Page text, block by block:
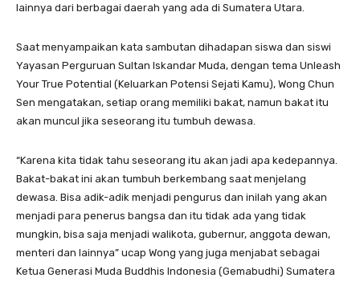
lainnya dari berbagai daerah yang ada di Sumatera Utara.
Saat menyampaikan kata sambutan dihadapan siswa dan siswi
Yayasan Perguruan Sultan Iskandar Muda, dengan tema Unleash
Your True Potential (Keluarkan Potensi Sejati Kamu), Wong Chun
Sen mengatakan, setiap orang memiliki bakat, namun bakat itu
akan muncul jika seseorang itu tumbuh dewasa.
“Karena kita tidak tahu seseorang itu akan jadi apa kedepannya.
Bakat-bakat ini akan tumbuh berkembang saat menjelang
dewasa. Bisa adik-adik menjadi pengurus dan inilah yang akan
menjadi para penerus bangsa dan itu tidak ada yang tidak
mungkin, bisa saja menjadi walikota, gubernur, anggota dewan,
menteri dan lainnya” ucap Wong yang juga menjabat sebagai
Ketua Generasi Muda Buddhis Indonesia (Gemabudhi) Sumatera